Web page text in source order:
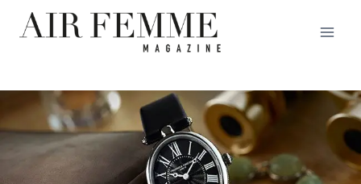
Saltar